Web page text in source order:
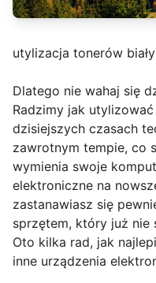
utylizacja tonerów
Dlatego nie wahaj się
Radzimy jak
dzisiejszych czasach
zawrotnym tempie, co
wymienia swoje
elektroniczne na
zastanawiasz się
sprzętem, który już nie
Oto kilka rad, jak
inne urządzenia